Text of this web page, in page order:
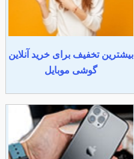
بیشترین تخفیف برای خرید آنلاین
گوشی موبایل